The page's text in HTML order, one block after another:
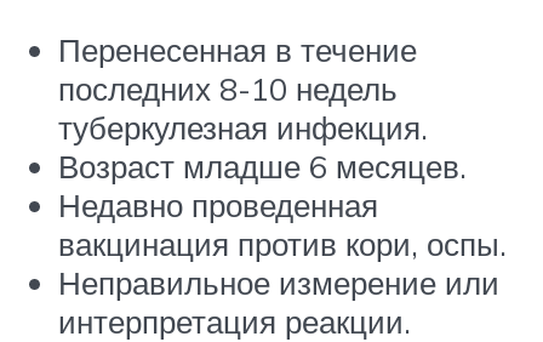
Перенесенная в течение
последних 8-10 недель
туберкулезная инфекция.
Возраст младше 6 месяцев.
Недавно проведенная
вакцинация против кори, оспы.
Неправильное измерение или
интерпретация реакции.